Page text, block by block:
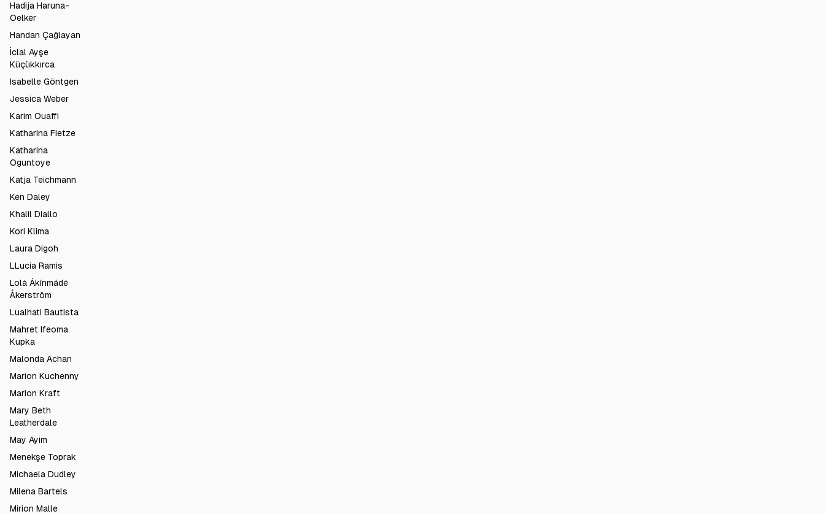
Hadija Haruna-
Oelker
Handan Çağlayan
İclal Ayşe
Küçükkırca
Isabelle Göntgen
Jessica Weber
Karim Ouaffi
Katharina Fietze
Katharina
Oguntoye
Katja Teichmann
Ken Daley
Khalil Diallo
Kori Klima
Laura Digoh
LLucia Ramis
Lolá Ákínmádé
Åkerström
Lualhati Bautista
Mahret Ifeoma
Kupka
Malonda Achan
Marion Kuchenny
Marion Kraft
Mary Beth
Leatherdale
May Ayim
Menekşe Toprak
Michaela Dudley
Milena Bartels
Mirion Malle